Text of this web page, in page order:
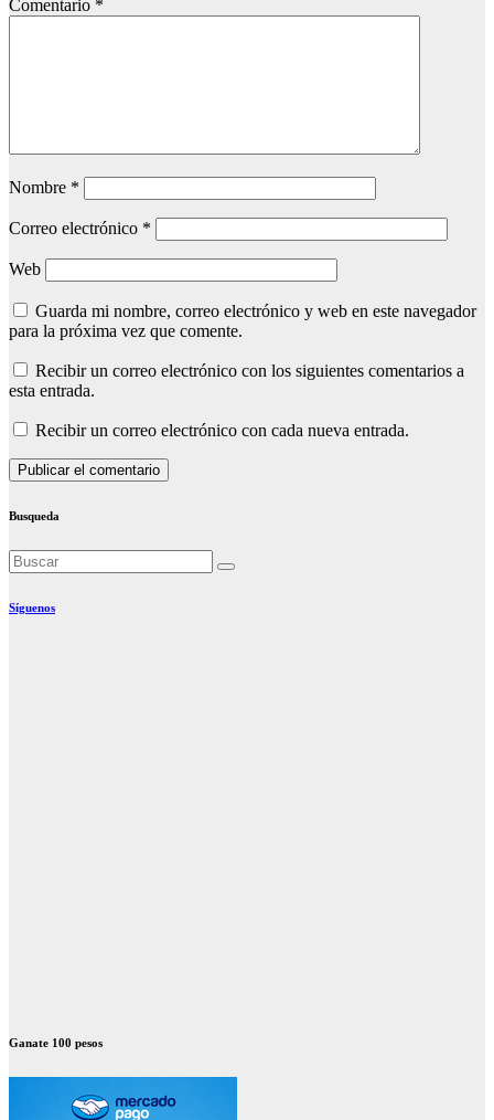
Comentario *
Nombre *
Correo electrónico *
Web
Guarda mi nombre, correo electrónico y web en este navegador
para la próxima vez que comente.
Recibir un correo electrónico con los siguientes comentarios a
esta entrada.
Recibir un correo electrónico con cada nueva entrada.
Busqueda
Síguenos
Ganate 100 pesos